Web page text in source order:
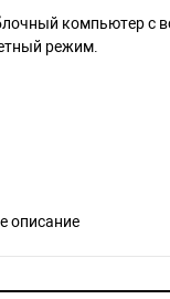
компьютер c
режим.
описание